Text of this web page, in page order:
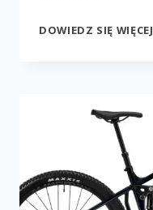
DOWIEDZ SIĘ WIĘCEJ